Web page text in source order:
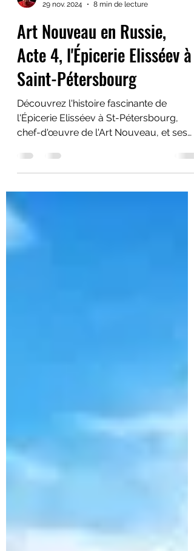
Alain Mihelic
29 nov. 2024
8 min de lecture
Art Nouveau en Russie,
Acte 4, l'Épicerie Elisséev à
Saint-Pétersbourg
Découvrez l'histoire fascinante de